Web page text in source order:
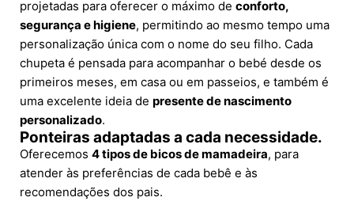
projetadas para oferecer o máximo de conforto,
segurança e higiene, permitindo ao mesmo tempo uma
personalização única com o nome do seu filho. Cada
chupeta é pensada para acompanhar o bebé desde os
primeiros meses, em casa ou em passeios, e também é
uma excelente ideia de presente de nascimento
personalizado.
Ponteiras adaptadas a cada necessidade.
Oferecemos 4 tipos de bicos de mamadeira, para
atender às preferências de cada bebê e às
recomendações dos pais.